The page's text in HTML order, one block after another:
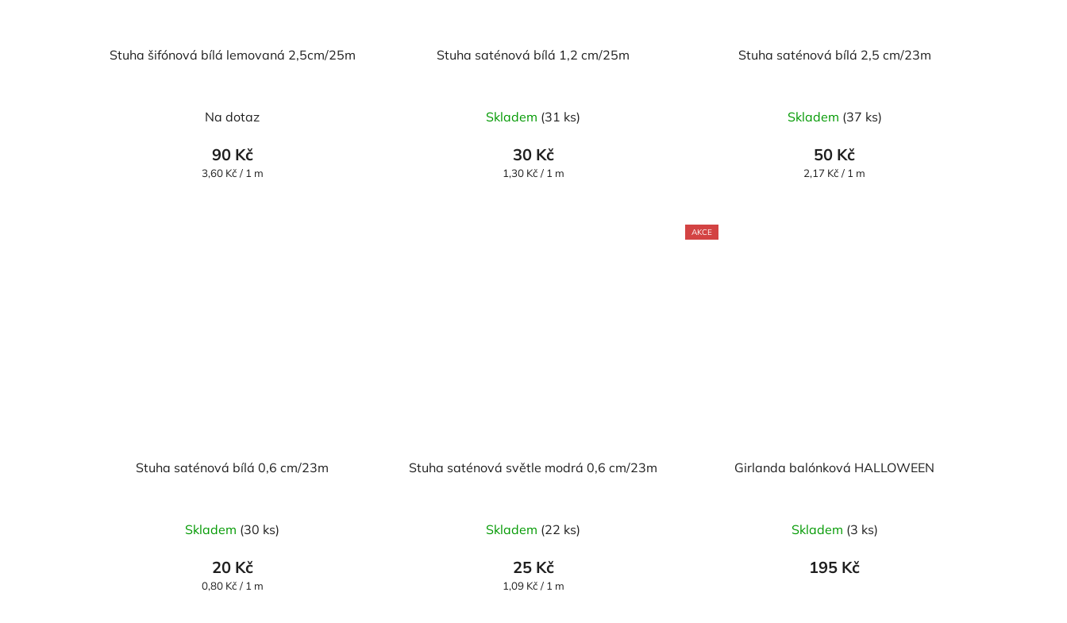
Stuha šifónová bílá lemovaná 2,5cm/25m
hodnocení
produktu
je
Na dotaz
90 Kč
Měrná
3,60 Kč / 1 m
Stuha saténová bílá 1,2 cm/25m
Skladem (31 ks)
30 Kč
Měrná
1,30 Kč / 1 m
Stuha saténová bílá 2,5 cm/23m
hodnocení
produktu
je
Skladem (37 ks)
50 Kč
Měrná
2,17 Kč / 1 m
Stuha saténová bílá 0,6 cm/23m
hodnocení
produktu
je
Skladem (30 ks)
20 Kč
Měrná
0,80 Kč / 1 m
Stuha saténová světle modrá 0,6 cm/23m
Skladem (22 ks)
25 Kč
Měrná
1,09 Kč / 1 m
AKCE
Girlanda balónková HALLOWEEN
Skladem (3 ks)
195 Kč